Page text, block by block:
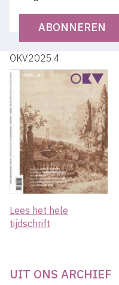
ABONNEREN
OKV2025.4
Lees het hele
tijdschrift
UIT ONS ARCHIEF